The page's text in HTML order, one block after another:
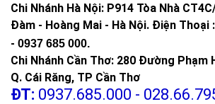
Chi Nhánh Hà Nội: P914 Tòa Nhà
Đàm - Hoàng Mai - Hà Nội. Điện Thoại
- 0937 685 000.
Chi Nhánh Cần Thơ: 280 Đường Phạm
Q. Cái Răng, TP Cần Thơ
ĐT: 0937.685.000 -